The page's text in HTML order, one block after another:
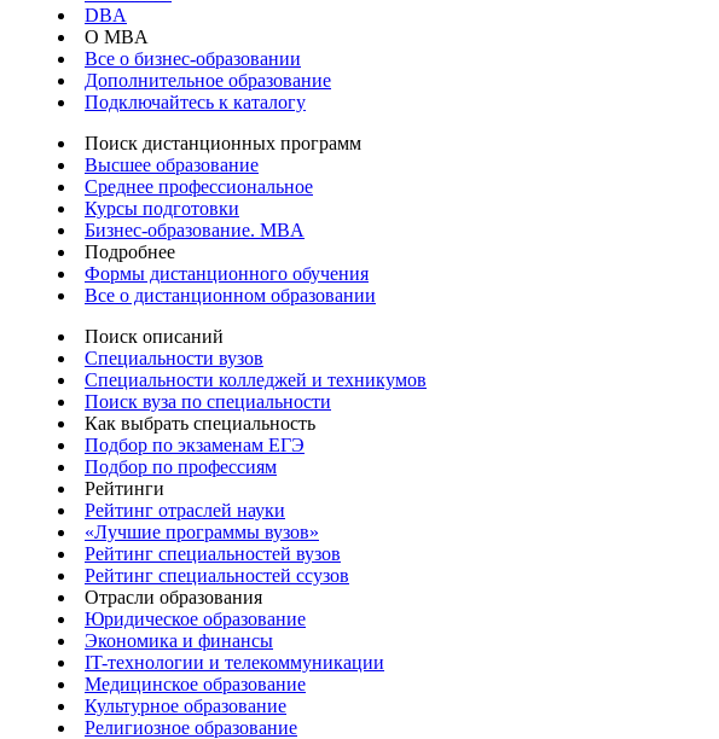
DBA
О MBA
Все о бизнес-образовании
Дополнительное образование
Подключайтесь к каталогу
Поиск дистанционных программ
Высшее образование
Среднее профессиональное
Курсы подготовки
Бизнес-образование. MBA
Подробнее
Формы дистанционного обучения
Все о дистанционном образовании
Поиск описаний
Специальности вузов
Специальности колледжей и техникумов
Поиск вуза по специальности
Как выбрать специальность
Подбор по экзаменам ЕГЭ
Подбор по профессиям
Рейтинги
Рейтинг отраслей науки
«Лучшие программы вузов»
Рейтинг специальностей вузов
Рейтинг специальностей ссузов
Отрасли образования
Юридическое образование
Экономика и финансы
IT-технологии и телекоммуникации
Медицинское образование
Культурное образование
Религиозное образование